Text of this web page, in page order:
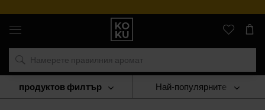
Оригинални
парфюми
часовници
на
място
Марки
Sergio Tacchini Най-популярните
продуктов филтър